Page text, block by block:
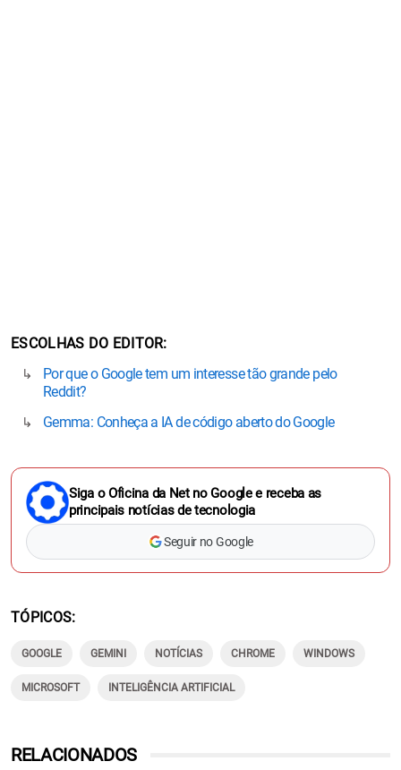
ESCOLHAS DO EDITOR
Por que o Google tem um interesse tão grande pelo
Reddit?
Gemma: Conheça a IA de código aberto do Google
Siga o Oficina da Net no Google e receba as
principais notícias de tecnologia
Seguir no Google
TÓPICOS
GOOGLE GEMINI NOTÍCIAS CHROME WINDOWS
MICROSOFT INTELIGÊNCIA ARTIFICIAL
RELACIONADOS